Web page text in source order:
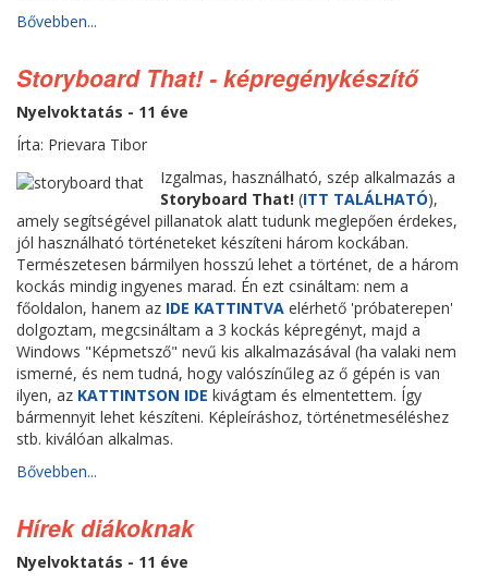
Bővebben...
Storyboard That! - képregénykészítő
Nyelvoktatás - 11 éve
Írta: Prievara Tibor
Izgalmas, használható, szép alkalmazás a
Storyboard That! (ITT TALÁLHATÓ),
amely segítségével pillanatok alatt tudunk meglepően érdekes,
jól használható történeteket készíteni három kockában.
Természetesen bármilyen hosszú lehet a történet, de a három
kockás mindig ingyenes marad. Én ezt csináltam: nem a
főoldalon, hanem az IDE KATTINTVA elérhető 'próbaterepen'
dolgoztam, megcsináltam a 3 kockás képregényt, majd a
Windows "Képmetsző" nevű kis alkalmazásával (ha valaki nem
ismerné, és nem tudná, hogy valószínűleg az ő gépén is van
ilyen, az KATTINTSON IDE kivágtam és elmentettem. Így
bármennyit lehet készíteni. Képleíráshoz, történetmeséléshez
stb. kiválóan alkalmas.
Bővebben...
Hírek diákoknak
Nyelvoktatás - 11 éve